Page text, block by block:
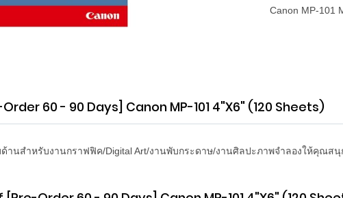
Canon MP-101
60 - 90 Days] Canon MP-101 4"x6" (120 Sheets)
านสำหรับงานกราฟฟิค/Digital Art/งานพับกระดาษ/งานศิลปะภาพจำลองให้คุณสนุ